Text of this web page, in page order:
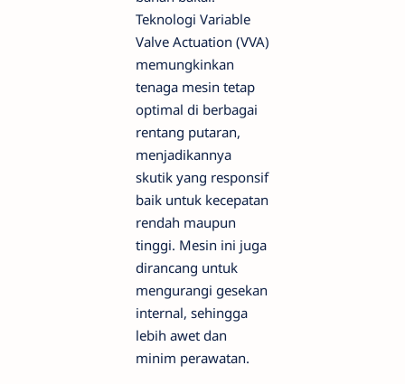
Teknologi Variable
Valve Actuation (VVA)
memungkinkan
tenaga mesin tetap
optimal di berbagai
rentang putaran,
menjadikannya
skutik yang responsif
baik untuk kecepatan
rendah maupun
tinggi. Mesin ini juga
dirancang untuk
mengurangi gesekan
internal, sehingga
lebih awet dan
minim perawatan.